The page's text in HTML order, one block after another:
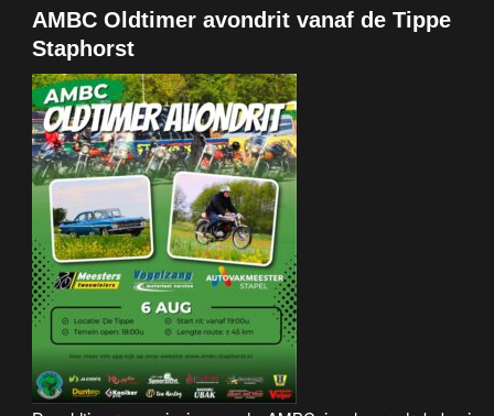
AMBC Oldtimer avondrit vanaf de Tippe
Staphorst